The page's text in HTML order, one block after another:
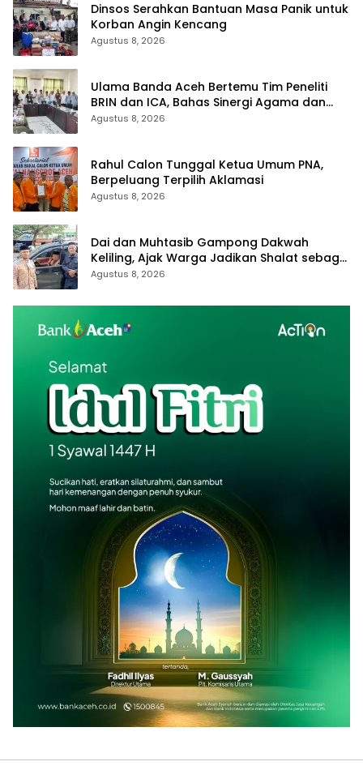
Dinsos Serahkan Bantuan Masa Panik untuk
Korban Angin Kencang
Agustus 8, 2026
Ulama Banda Aceh Bertemu Tim Peneliti
BRIN dan ICA, Bahas Sinergi Agama dan
Sains untuk kemasalahatan Umat
Agustus 8, 2026
Rahul Calon Tunggal Ketua Umum PNA,
Berpeluang Terpilih Aklamasi
Agustus 8, 2026
Dai dan Muhtasib Gampong Dakwah
Keliling, Ajak Warga Jadikan Shalat sebagai
Terapi Hati
Agustus 8, 2026